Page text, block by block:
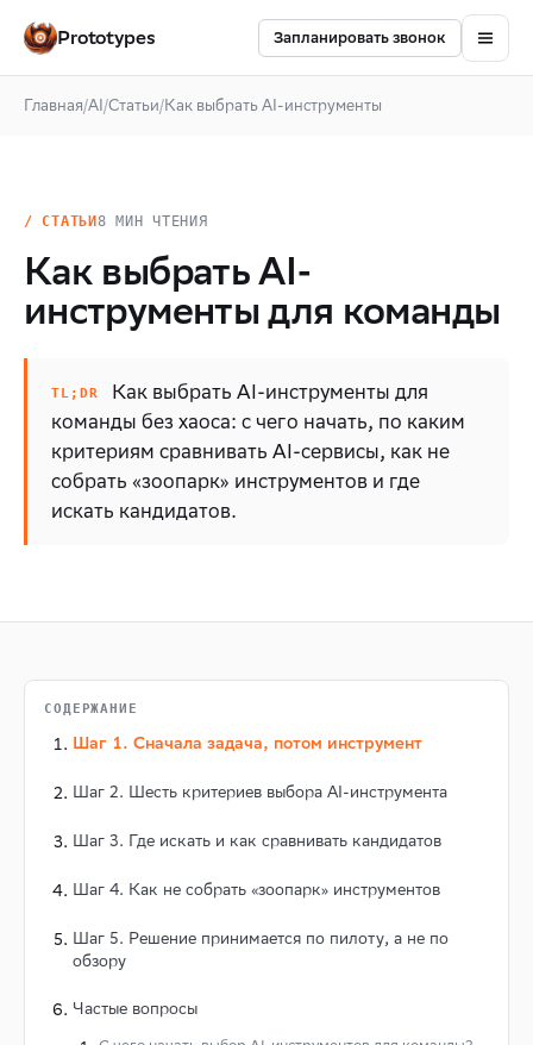
Prototypes Запланировать звонок
Главная/AI/Статьи/Как выбрать AI-инструменты
/ СТАТЬИ 8 МИН ЧТЕНИЯ
Как выбрать AI-
инструменты для команды
Как выбрать AI-инструменты для
команды без хаоса: с чего начать, по каким
критериям сравнивать AI-сервисы, как не
собрать «зоопарк» инструментов и где
искать кандидатов.
СОДЕРЖАНИЕ
Шаг 1. Сначала задача, потом инструмент
Шаг 2. Шесть критериев выбора AI-инструмента
Шаг 3. Где искать и как сравнивать кандидатов
Шаг 4. Как не собрать «зоопарк» инструментов
Шаг 5. Решение принимается по пилоту, а не по
обзору
Частые вопросы